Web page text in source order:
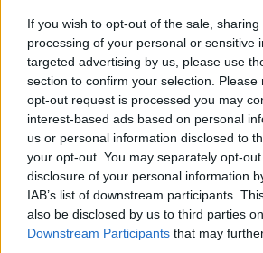
If you wish to opt-out of the sale,
processing of your personal or sensitive
targeted advertising by us, please use
section to confirm your selection.
opt-out request is processed you may
interest-based ads based on personal
us or personal information disclosed to
your opt-out. You may separately opt-
disclosure of your personal information
IAB’s list of downstream participants.
also be disclosed by us to third parties
Downstream Participants that may
Interessant? Teilen sie es
Möchten Sie auf dem Laufenden
Folgen Sie uns auf
ZUGEHÖRIG
Barrieremethoden der
Bewusstsein für hpv Forschung-